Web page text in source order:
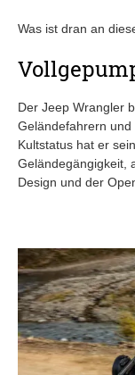
Was ist dran an
Der Jeep Wrangler
Geländefahrern
Kultstatus hat er
Geländegängigkeit,
Design und der